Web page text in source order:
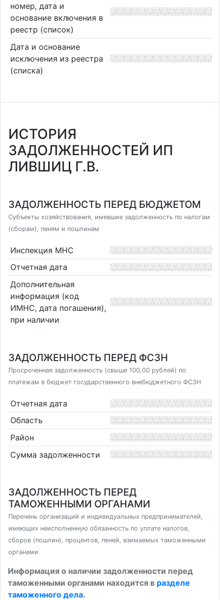
номер, дата и
основание включения в
реестр (список)
Дата и основание
исключения из реестра
(списка)
ИСТОРИЯ
ЗАДОЛЖЕННОСТЕЙ ИП
ЛИВШИЦ Г.В.
ЗАДОЛЖЕННОСТЬ ПЕРЕД БЮДЖЕТОМ
Субъекты хозяйствования, имевшие задолженность по налогам
(сборам), пеням и пошлинам
Инспекция МНС
Отчетная дата
Дополнительная
информация (код
ИМНС, дата погашения),
при наличии
ЗАДОЛЖЕННОСТЬ ПЕРЕД ФСЗН
Просроченная задолженность (свыше 100,00 рублей) по
платежам в бюджет государственного внебюджетного ФСЗН
Отчетная дата
Область
Район
Сумма задолженности
ЗАДОЛЖЕННОСТЬ ПЕРЕД
ТАМОЖЕННЫМИ ОРГАНАМИ
Перечень организаций и индивидуальных предпринимателей,
имеющих неисполненную обязанность по уплате налогов,
сборов (пошлин), процентов, пеней, взимаемых таможенными
органами
Информация о наличии задолженности перед
таможенными органами находится в разделе
таможенного дела.